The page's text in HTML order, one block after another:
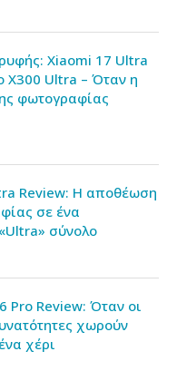
Xiaomi 17 Ultra
X300 Ultra – Όταν η
φωτογραφίας
Review: Η αποθέωση
σε ένα
σύνολο
Pro Review: Όταν οι
χωρούν
χέρι